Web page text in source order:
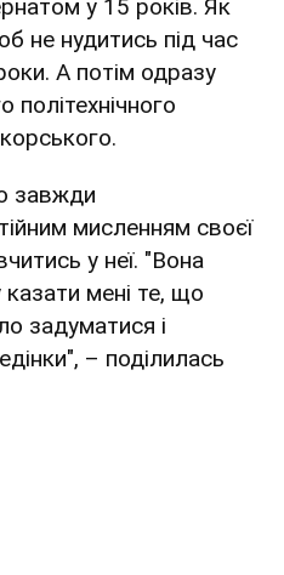
у 15 років. Як
не нудитись під час
А потім одразу
політехнічного
завжди
мисленням своєї
у неї. "Вона
мені те, що
задуматися і
– поділилась